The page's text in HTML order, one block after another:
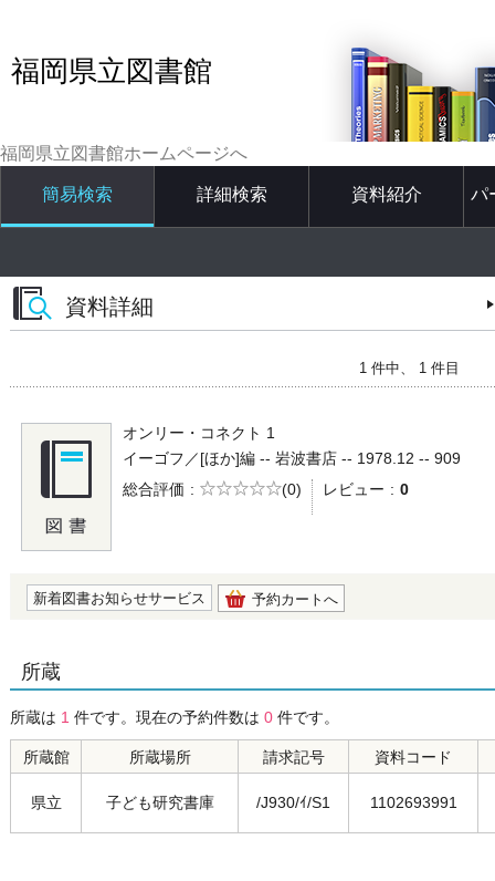
福岡県立図書館
福岡県立図書館ホームページへ
簡易検索 詳細検索 資料紹介 パ
資料詳細
1 件中、 1 件目
オンリー・コネクト 1
イーゴフ／[ほか]編 -- 岩波書店 -- 1978.12 -- 909
総合評価
5段階評価
(0) レビュー 0
新着図書お知らせサービス 予約カートへ
所蔵
所蔵は 1 件です。現在の予約件数は 0 件です。
所蔵館 所蔵場所 請求記号 資料コード
県立 子ども研究書庫 /J930/ｲ/S1 1102693991